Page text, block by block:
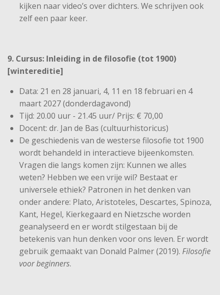
kijken naar video’s over dichters. We schrijven ook
zelf een paar keer.
9. Cursus: Inleiding in de filosofie (tot 1900)
[wintereditie]
Data: 21 en 28 januari, 4, 11 en 18 februari en 4
maart 2027 (donderdagavond)
Tijd: 20.00 uur - 21.45 uur/ Prijs: € 70,00
Docent: dr. Jan de Bas (cultuurhistoricus)
De geschiedenis van de westerse filosofie tot 1900
wordt behandeld in interactieve bijeenkomsten.
Vragen die langs komen zijn: Kunnen we alles
weten? Hebben we een vrije wil? Bestaat er
universele ethiek? Patronen in het denken van
onder andere: Plato, Aristoteles, Descartes, Spinoza,
Kant, Hegel, Kierkegaard en Nietzsche worden
geanalyseerd en er wordt stilgestaan bij de
betekenis van hun denken voor ons leven. Er wordt
gebruik gemaakt van Donald Palmer (2019). Filosofie
voor beginners.